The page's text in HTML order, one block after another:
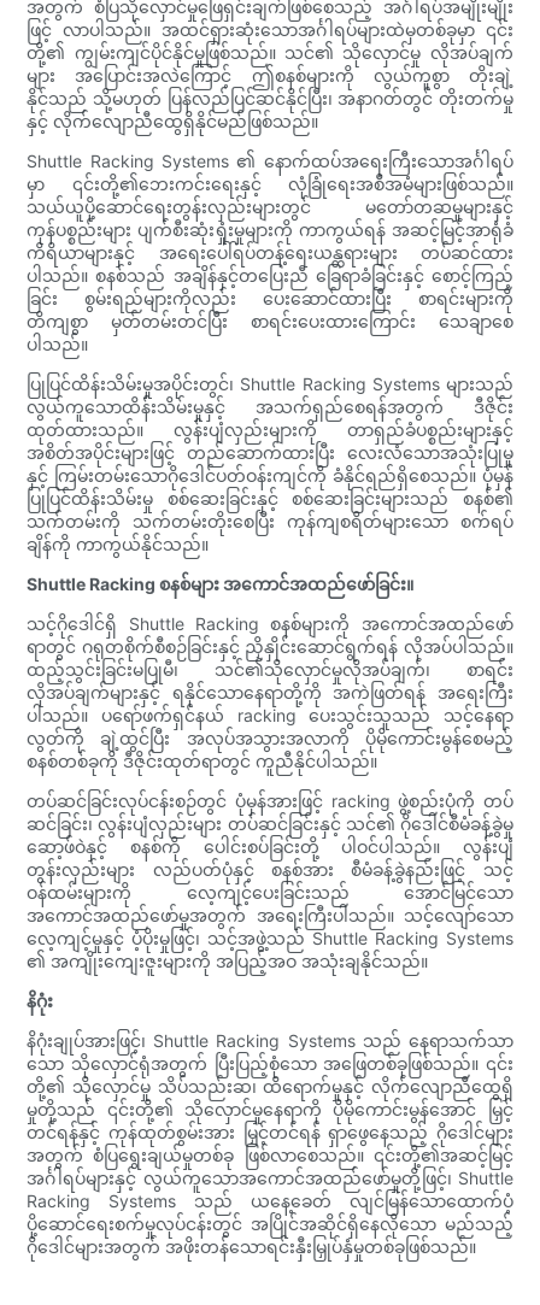
အတွက် စံပြသိုလှောင်မှုဖြေရှင်းချက်ဖြစ်စေသည့် အင်္ဂါရပ်အမျိုးမျိုး
ဖြင့် လာပါသည်။ အထင်ရှားဆုံးသောအင်္ဂါရပ်များထဲမှတစ်ခုမှာ ၎င်း
တို့၏ ကျွမ်းကျင်ပိုင်နိုင်မှုဖြစ်သည်။ သင်၏ သိုလှောင်မှု လိုအပ်ချက်
များ အပြောင်းအလဲကြောင့် ဤစနစ်များကို လွယ်ကူစွာ တိုးချဲ့
နိုင်သည် သို့မဟုတ် ပြန်လည်ပြင်ဆင်နိုင်ပြီး၊ အနာဂတ်တွင် တိုးတက်မှု
နှင့် လိုက်လျောညီထွေရှိနိုင်မည်ဖြစ်သည်။
Shuttle Racking Systems ၏ နောက်ထပ်အရေးကြီးသောအင်္ဂါရပ်
မှာ ၎င်းတို့၏ဘေးကင်းရေးနှင့် လုံခြုံရေးအစီအမံများဖြစ်သည်။
သယ်ယူပို့ဆောင်ရေးတွန်းလှည်းများတွင် မတော်တဆမှုများနှင့်
ကုန်ပစ္စည်းများ ပျက်စီးဆုံးရှုံးမှုများကို ကာကွယ်ရန် အဆင့်မြင့်အာရုံခံ
ကိရိယာများနှင့် အရေးပေါ်ရပ်တန့်ရေးယန္တရားများ တပ်ဆင်ထား
ပါသည်။ စနစ်သည် အချိန်နှင့်တပြေးညီ ခြေရာခံခြင်းနှင့် စောင့်ကြည့်
ခြင်း စွမ်းရည်များကိုလည်း ပေးဆောင်ထားပြီး စာရင်းများကို
တိကျစွာ မှတ်တမ်းတင်ပြီး စာရင်းပေးထားကြောင်း သေချာစေ
ပါသည်။
ပြုပြင်ထိန်းသိမ်းမှုအပိုင်းတွင်၊ Shuttle Racking Systems များသည်
လွယ်ကူသောထိန်းသိမ်းမှုနှင့် အသက်ရှည်စေရန်အတွက် ဒီဇိုင်း
ထုတ်ထားသည်။ လွန်းပျံလှည်းများကို တာရှည်ခံပစ္စည်းများနှင့်
အစိတ်အပိုင်းများဖြင့် တည်ဆောက်ထားပြီး လေးလံသောအသုံးပြုမှု
နှင့် ကြမ်းတမ်းသောဂိုဒေါင်ပတ်ဝန်းကျင်ကို ခံနိုင်ရည်ရှိစေသည်။ ပုံမှန်
ပြုပြင်ထိန်းသိမ်းမှု စစ်ဆေးခြင်းနှင့် စစ်ဆေးခြင်းများသည် စနစ်၏
သက်တမ်းကို သက်တမ်းတိုးစေပြီး ကုန်ကျစရိတ်များသော စက်ရပ်
ချိန်ကို ကာကွယ်နိုင်သည်။
Shuttle Racking စနစ်များ အကောင်အထည်ဖော်ခြင်း။
သင့်ဂိုဒေါင်ရှိ Shuttle Racking စနစ်များကို အကောင်အထည်ဖော်
ရာတွင် ဂရုတစိုက်စီစဉ်ခြင်းနှင့် ညှိနှိုင်းဆောင်ရွက်ရန် လိုအပ်ပါသည်။
ထည့်သွင်းခြင်းမပြုမီ၊ သင်၏သိုလှောင်မှုလိုအပ်ချက်၊ စာရင်း
လိုအပ်ချက်များနှင့် ရနိုင်သောနေရာတို့ကို အကဲဖြတ်ရန် အရေးကြီး
ပါသည်။ ပရော်ဖက်ရှင်နယ် racking ပေးသွင်းသူသည် သင့်နေရာ
လွတ်ကို ချဲ့ထွင်ပြီး အလုပ်အသွားအလာကို ပိုမိုကောင်းမွန်စေမည့်
စနစ်တစ်ခုကို ဒီဇိုင်းထုတ်ရာတွင် ကူညီနိုင်ပါသည်။
တပ်ဆင်ခြင်းလုပ်ငန်းစဉ်တွင် ပုံမှန်အားဖြင့် racking ဖွဲ့စည်းပုံကို တပ်
ဆင်ခြင်း၊ လွန်းပျံလှည်းများ တပ်ဆင်ခြင်းနှင့် သင်၏ ဂိုဒေါင်စီမံခန့်ခွဲမှု
ဆော့ဖ်ဝဲနှင့် စနစ်ကို ပေါင်းစပ်ခြင်းတို့ ပါဝင်ပါသည်။ လွန်းပျံ
တွန်းလှည်းများ လည်ပတ်ပုံနှင့် စနစ်အား စီမံခန့်ခွဲနည်းဖြင့် သင့်
ဝန်ထမ်းများကို လေ့ကျင့်ပေးခြင်းသည် အောင်မြင်သော
အကောင်အထည်ဖော်မှုအတွက် အရေးကြီးပါသည်။ သင့်လျော်သော
လေ့ကျင့်မှုနှင့် ပံ့ပိုးမှုဖြင့်၊ သင့်အဖွဲ့သည် Shuttle Racking Systems
၏ အကျိုးကျေးဇူးများကို အပြည့်အဝ အသုံးချနိုင်သည်။
နိဂုံး
နိဂုံးချုပ်အားဖြင့်၊ Shuttle Racking Systems သည် နေရာသက်သာ
သော သိုလှောင်ရုံအတွက် ပြီးပြည့်စုံသော အဖြေတစ်ခုဖြစ်သည်။ ၎င်း
တို့၏ သိုလှောင်မှု သိပ်သည်းဆ၊ ထိရောက်မှုနှင့် လိုက်လျောညီထွေရှိ
မှုတို့သည် ၎င်းတို့၏ သိုလှောင်မှုနေရာကို ပိုမိုကောင်းမွန်အောင် မြှင့်
တင်ရန်နှင့် ကုန်ထုတ်စွမ်းအား မြှင့်တင်ရန် ရှာဖွေနေသည့် ဂိုဒေါင်များ
အတွက် စံပြရွေးချယ်မှုတစ်ခု ဖြစ်လာစေသည်။ ၎င်းတို့၏အဆင့်မြင့်
အင်္ဂါရပ်များနှင့် လွယ်ကူသောအကောင်အထည်ဖော်မှုတို့ဖြင့်၊ Shuttle
Racking Systems သည် ယနေ့ခေတ် လျင်မြန်သောထောက်ပံ့
ပို့ဆောင်ရေးစက်မှုလုပ်ငန်းတွင် အပြိုင်အဆိုင်ရှိနေလိုသော မည်သည့်
ဂိုဒေါင်များအတွက် အဖိုးတန်သောရင်းနှီးမြှုပ်နှံမှုတစ်ခုဖြစ်သည်။